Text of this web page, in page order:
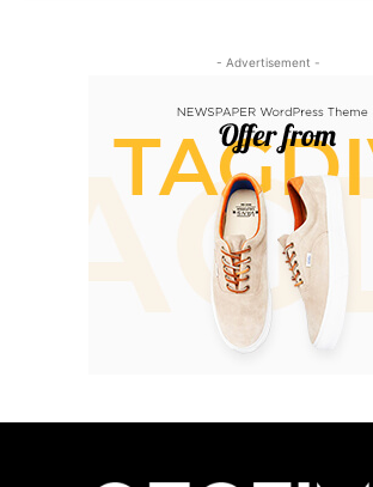
- Advertisement -